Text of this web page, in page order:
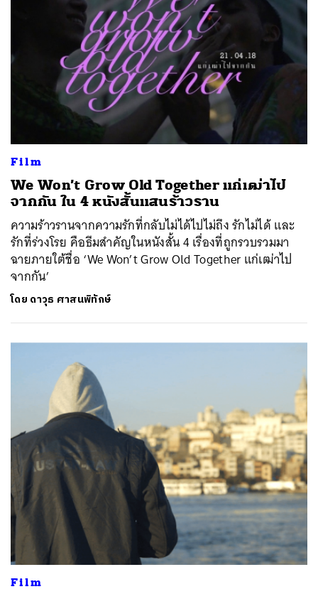
Film
We Won’t Grow Old Together แก่เฒ่าไป
จากกัน ใน 4 หนังสั้นแสนร้าวราน
ความร้าวรานจากความรักที่กลับไม่ได้ไปไม่ถึง รักไม่ได้ และ
รักที่ร่วงโรย คือธีมสำคัญในหนังสั้น 4 เรื่องที่ถูกรวบรวมมา
ฉายภายใต้ชื่อ ‘We Won’t Grow Old Together แก่เฒ่าไป
จากกัน’
โดย ดาวุธ ศาสนพิทักษ์
Film